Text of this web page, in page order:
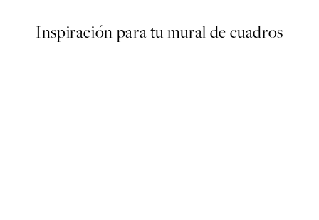
Inspiración para tu mural de cuadros